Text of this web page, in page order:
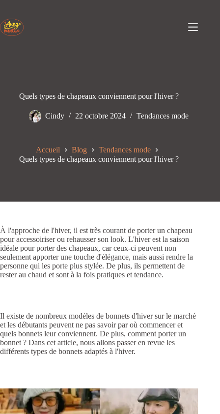
contenu
Quels types de chapeaux conviennent pour l'hiver ?
Cindy 22 octobre 2024 Tendances mode
Accueil Blog
Tendances mode
Quels types de chapeaux conviennent pour l'hiver ?
À l'approche de l'hiver, il est très courant de porter un chapeau
pour accessoiriser ou rehausser son look. L'hiver est la saison
idéale pour porter des chapeaux, car ceux-ci peuvent non
seulement apporter une touche d'élégance, mais aussi rendre la
personne qui les porte plus stylée. De plus, ils permettent de
rester au chaud et sont à la fois pratiques et tendance.
Il existe de nombreux modèles de bonnets d'hiver sur le marché
et les débutants peuvent ne pas savoir par où commencer et
quels bonnets leur conviennent. De plus, comment porter un
bonnet ? Dans cet article, nous allons passer en revue les
différents types de bonnets adaptés à l'hiver.